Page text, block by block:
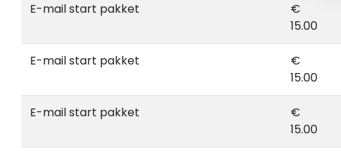
E-mail start pakket
€
15.00
E-mail start pakket
€
15.00
E-mail start pakket
€
15.00